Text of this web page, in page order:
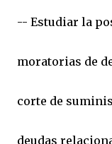
-- Estudiar la
moratorias de
corte de
deudas